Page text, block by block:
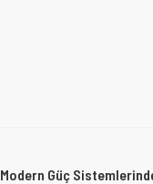
Modern Güç